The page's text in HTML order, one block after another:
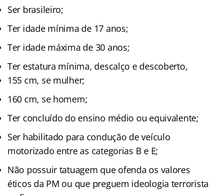
Ser brasileiro;
Ter idade mínima de 17 anos;
Ter idade máxima de 30 anos;
Ter estatura mínima, descalço e descoberto,
155 cm, se mulher;
160 cm, se homem;
Ter concluído do ensino médio ou equivalente;
Ser habilitado para condução de veículo
motorizado entre as categorias B e E;
Não possuir tatuagem que ofenda os valores
éticos da PM ou que preguem ideologia terrorista